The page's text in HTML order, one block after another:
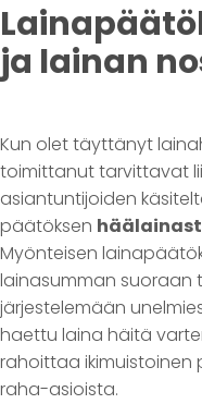
ja lainan
Kun olet täyttänyt
toimittanut tarvittavat
asiantuntijoiden
päätöksen
Myönteisen
lainasumman suoraan
järjestelemään
haettu laina häitä
rahoittaa ikimuistoinen
raha-asioista.